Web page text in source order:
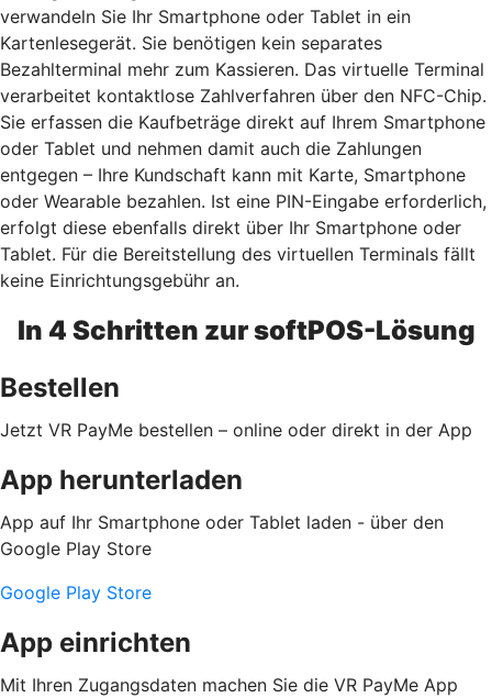
verwandeln Sie Ihr Smartphone oder Tablet in ein
Kartenlesegerät. Sie benötigen kein separates
Bezahlterminal mehr zum Kassieren. Das virtuelle Terminal
verarbeitet kontaktlose Zahlverfahren über den NFC-Chip.
Sie erfassen die Kaufbeträge direkt auf Ihrem Smartphone
oder Tablet und nehmen damit auch die Zahlungen
entgegen – Ihre Kundschaft kann mit Karte, Smartphone
oder Wearable bezahlen. Ist eine PIN-Eingabe erforderlich,
erfolgt diese ebenfalls direkt über Ihr Smartphone oder
Tablet. Für die Bereitstellung des virtuellen Terminals fällt
keine Einrichtungsgebühr an.
In 4 Schritten zur softPOS-Lösung
Bestellen
Jetzt VR PayMe bestellen – online oder direkt in der App
App herunterladen
App auf Ihr Smartphone oder Tablet laden - über den
Google Play Store
Google Play Store
App einrichten
Mit Ihren Zugangsdaten machen Sie die VR PayMe App